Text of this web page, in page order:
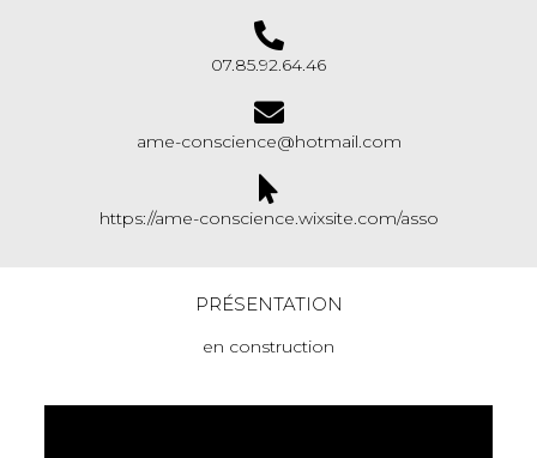
07.85.92.64.46
ame-conscience@hotmail.com
https://ame-conscience.wixsite.com/asso
PRÉSENTATION
en construction